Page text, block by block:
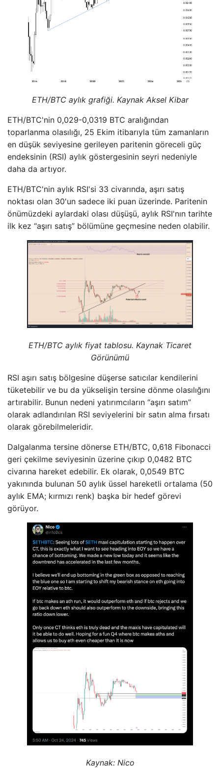
ETH/BTC aylık grafiği. Kaynak Aksel Kibar
ETH/BTC'nin 0,029-0,0319 BTC aralığından
toparlanma olasılığı, 25 Ekim itibarıyla tüm zamanların
en düşük seviyesine gerileyen paritenin göreceli güç
endeksinin (RSI) aylık göstergesinin seyri nedeniyle
daha da artıyor.
ETH/BTC'nin aylık RSI'si 33 civarında, aşırı satış
noktası olan 30'un sadece iki puan üzerinde. Paritenin
önümüzdeki aylardaki olası düşüşü, aylık RSI'nın tarihte
ilk kez “aşırı satış” bölümüne geçmesine neden olabilir.
ETH/BTC aylık fiyat tablosu. Kaynak Ticaret
Görünümü
RSI aşırı satış bölgesine düşerse satıcılar kendilerini
tüketebilir ve bu da yükselişin tersine dönme olasılığını
artırabilir. Bunun nedeni yatırımcıların “aşırı satım”
olarak adlandırılan RSI seviyelerini bir satın alma fırsatı
olarak görebilmeleridir.
Dalgalanma tersine dönerse ETH/BTC, 0,618 Fibonacci
geri çekilme seviyesinin üzerine çıkıp 0,0482 BTC
civarına hareket edebilir. Ek olarak, 0,0549 BTC
yakınında bulunan 50 aylık üssel hareketli ortalama (50
aylık EMA; kırmızı renk) başka bir hedef görevi
görüyor.
Kaynak: Nico